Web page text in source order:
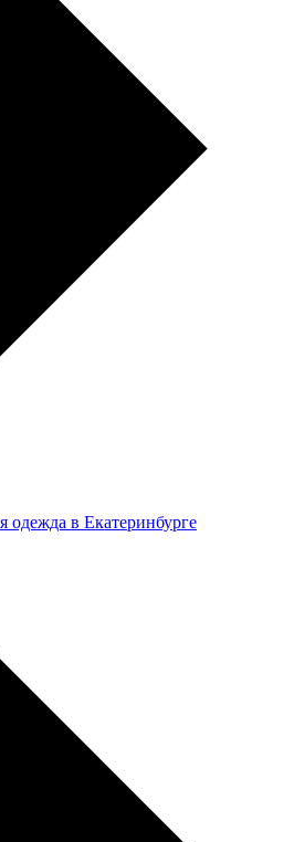
одежда в Екатеринбурге